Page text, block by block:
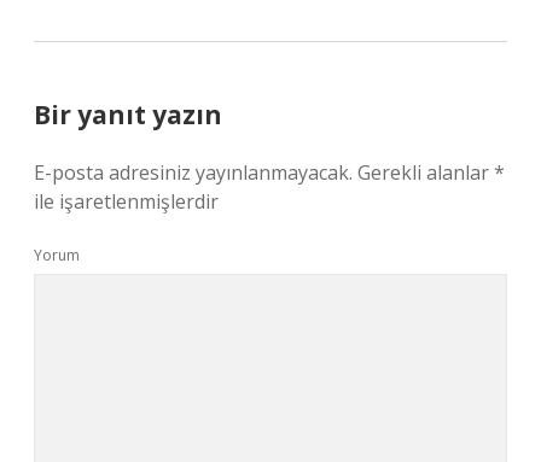
Bir yanıt yazın
E-posta adresiniz yayınlanmayacak. Gerekli alanlar*
ile işaretlenmişlerdir
Yorum